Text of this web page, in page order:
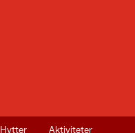
Hytter Aktiviteter